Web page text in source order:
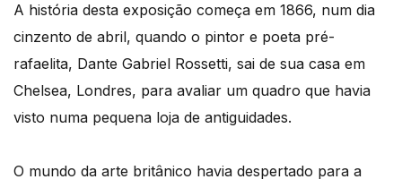
A história desta exposição começa em 1866, num dia
cinzento de abril, quando o pintor e poeta pré-
rafaelita, Dante Gabriel Rossetti, sai de sua casa em
Chelsea, Londres, para avaliar um quadro que havia
visto numa pequena loja de antiguidades.
O mundo da arte britânico havia despertado para a